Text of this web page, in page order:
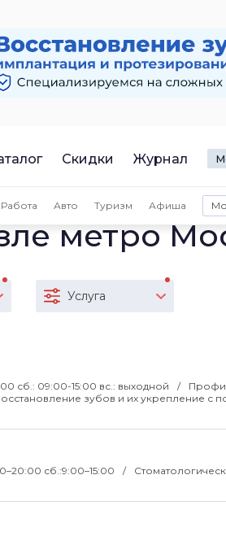
Скидки Журнал
Работа Авто Туризм Афиша
метро
Услуга
сб.: 09:00-15:00 вс.: выходной
зубов и их укрепление с
сб.:9:00–15:00